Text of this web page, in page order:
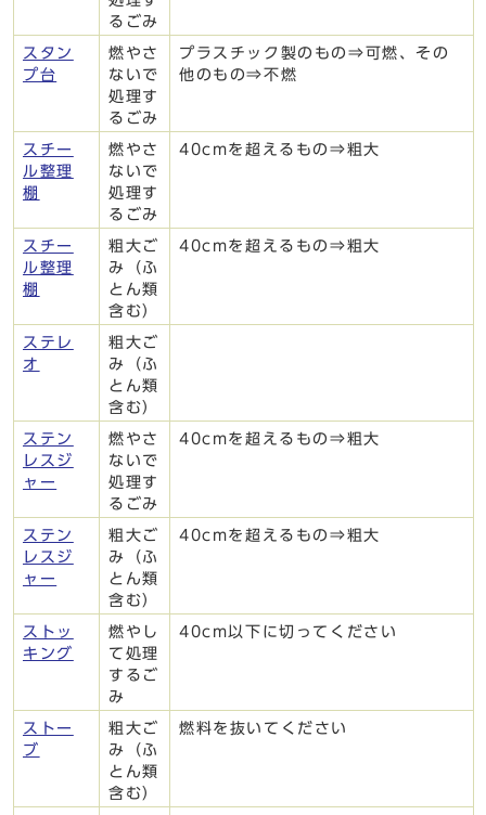
るごみ
スタン
プ台
燃やさ
ないで
処理す
るごみ
プラスチック製のもの⇒可燃、その
他のもの⇒不燃
スチー
ル整理
棚
燃やさ
ないで
処理す
るごみ
40cmを超えるもの⇒粗大
スチー
ル整理
棚
粗大ご
み（ふ
とん類
含む）
40cmを超えるもの⇒粗大
ステレ
オ
粗大ご
み（ふ
とん類
含む）
ステン
レスジ
ャー
燃やさ
ないで
処理す
るごみ
40cmを超えるもの⇒粗大
ステン
レスジ
ャー
粗大ご
み（ふ
とん類
含む）
40cmを超えるもの⇒粗大
ストッ
キング
燃やし
て処理
するご
み
40cm以下に切ってください
ストー
ブ
粗大ご
み（ふ
とん類
含む）
燃料を抜いてください